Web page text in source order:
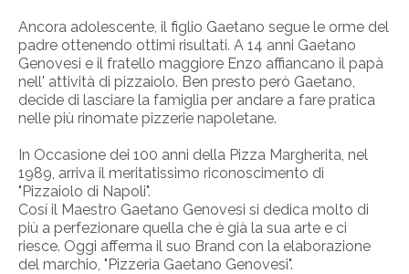
Ancora adolescente, il figlio Gaetano segue le orme del
padre ottenendo ottimi risultati. A 14 anni Gaetano
Genovesi e il fratello maggiore Enzo affiancano il papà
nell' attività di pizzaiolo. Ben presto però Gaetano,
decide di lasciare la famiglia per andare a fare pratica
nelle più rinomate pizzerie napoletane.
In Occasione dei 100 anni della Pizza Margherita, nel
1989, arriva il meritatissimo riconoscimento di
"Pizzaiolo di Napoli".
Cosí il Maestro Gaetano Genovesi si dedica molto di
più a perfezionare quella che è già la sua arte e ci
riesce. Oggi afferma il suo Brand con la elaborazione
del marchio, "Pizzeria Gaetano Genovesi".